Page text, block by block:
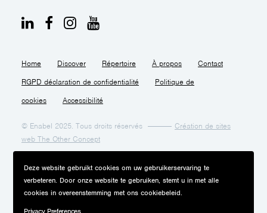
Home Discover Répertoire À propos Contact
RGPD déclaration de confidentialité Politique de
cookies Accessibilité
© Enabel 2025. Tous droits réservés
Création de sites
web The Other Concept
Deze website gebruikt cookies om uw gebruikerservaring te
verbeteren. Door onze website te gebruiken, stemt u in met alle
cookies in overeenstemming met ons cookiebeleid.
Privacy Preferences